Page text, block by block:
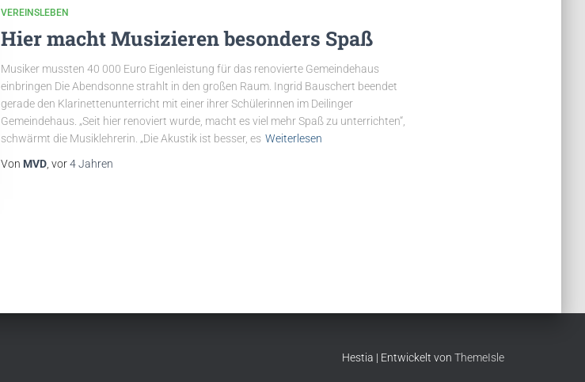
VEREINSLEBEN
Hier macht Musizieren besonders Spaß
Musiker mussten 40 000 Euro Eigenleistung für das renovierte Gemeindehaus
einbringen Die Abendsonne strahlt in den großen Raum. Ingrid Bauschert beendet
gerade den Klarinettenunterricht mit einer ihrer Schülerinnen im Deilinger
Gemeindehaus. „Seit hier renoviert wurde, macht es viel mehr Spaß zu unterrichten“,
schwärmt die Musiklehrerin. „Die Akustik ist besser, es Weiterlesen
Von MVD, vor4 Jahren
Hestia | Entwickelt von ThemeIsle